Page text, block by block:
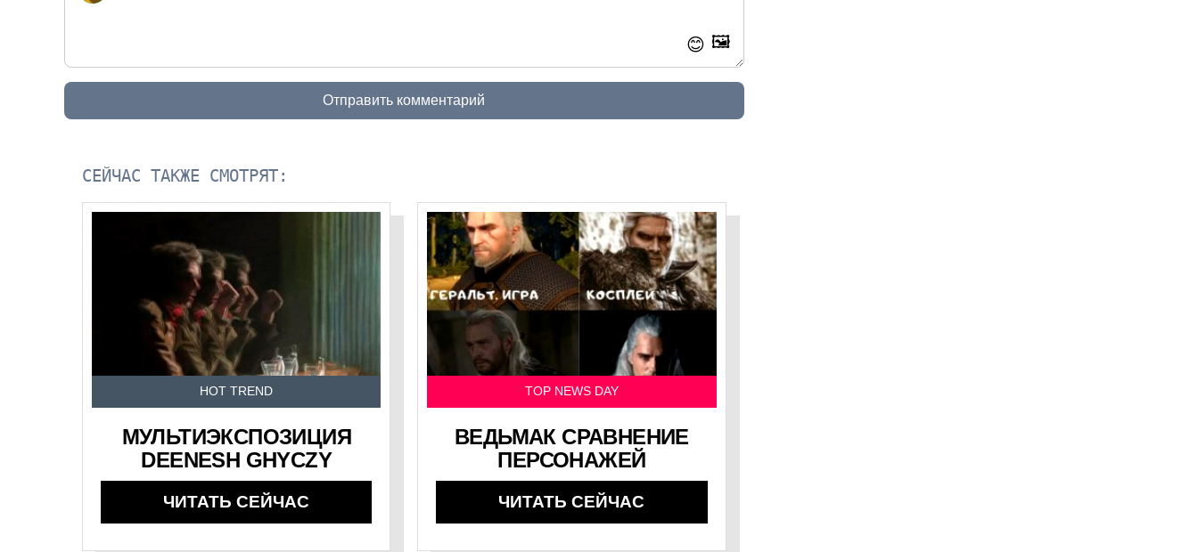
😊 🖼️
Отправить комментарий
СЕЙЧАС ТАКЖЕ СМОТРЯТ:
HOT TREND
МУЛЬТИЭКСПОЗИЦИЯ
DEENESH GHYCZY
ЧИТАТЬ СЕЙЧАС
TOP NEWS DAY
ВЕДЬМАК СРАВНЕНИЕ
ПЕРСОНАЖЕЙ
ЧИТАТЬ СЕЙЧАС